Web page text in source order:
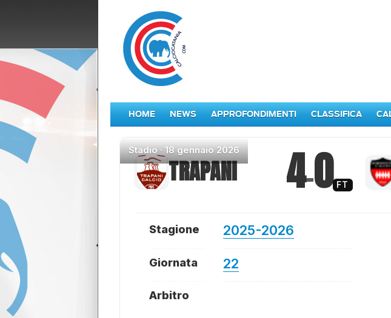
HOME NEWS APPROFONDIMENTI CLASSIFICA
Stadio·18 gennaio 2026
TRAPANI 4–0 FT
Stagione 2025-2026
Giornata 22
Arbitro